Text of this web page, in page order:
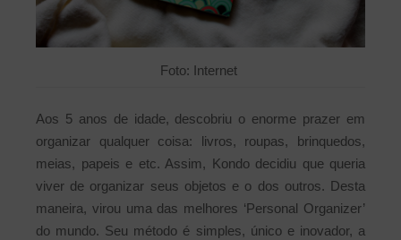
Foto: Internet
Aos 5 anos de idade, descobriu o enorme prazer em
organizar qualquer coisa: livros, roupas, brinquedos,
meias, papeis e etc. Assim, Kondo decidiu que queria
viver de organizar seus objetos e o dos outros. Desta
maneira, virou uma das melhores ‘Personal Organizer’
do mundo. Seu método é simples, único e inovador, a